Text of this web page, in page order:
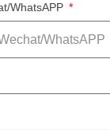
WhatsAPP